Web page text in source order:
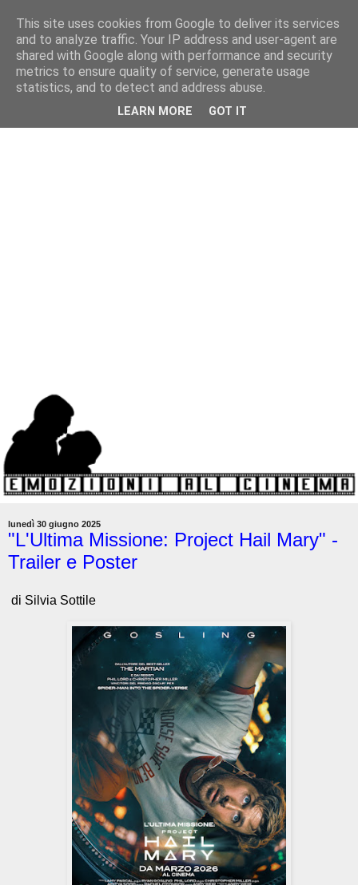
lunedì 30 giugno 2025
"L'Ultima Missione: Project Hail Mary" -
Trailer e Poster
di Silvia Sottile
This site uses cookies from Google to deliver its services
and to analyze traffic. Your IP address and user-agent are
shared with Google along with performance and security
metrics to ensure quality of service, generate usage
statistics, and to detect and address abuse.
LEARN MORE GOT IT